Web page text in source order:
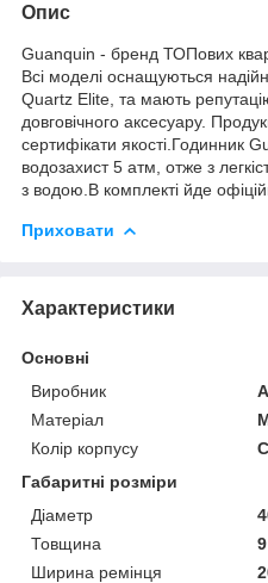
Опис
Guanquin - бренд ТОПових
Всі моделі оснащуються
Quartz Elite, та мають
довговічного аксесуару.
сертифікати якості.Годинник
водозахист 5 атм, отже з
з водою.В комплекті йде
Приховати
Характеристики
Основні
Виробник
Матеріал
Колір корпусу
Габаритні розміри
Діаметр
Товщина
Ширина ремінця